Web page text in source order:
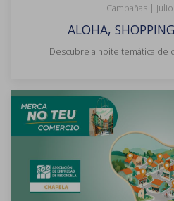
Campañas |
ALOHA,
Descubre a noite temática de